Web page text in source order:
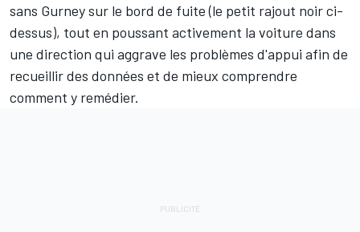
sans Gurney sur le bord de fuite (le petit rajout noir ci-
dessus), tout en poussant activement la voiture dans
une direction qui aggrave les problèmes d'appui afin de
recueillir des données et de mieux comprendre
comment y remédier.